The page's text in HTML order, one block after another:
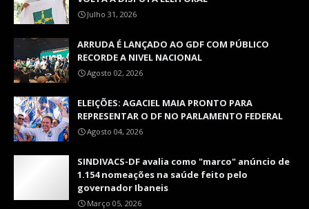
Julho 31, 2026
ARRUDA É LANÇADO AO GDF COM PÚBLICO
RECORDE A NIVEL NACIONAL
Agosto 02, 2026
ELEIÇÕES: AGACIEL MAIA PRONTO PARA
REPRESENTAR O DF NO PARLAMENTO FEDERAL
Agosto 04, 2026
SINDIVACS-DF avalia como "marco" anúncio de
1.154 nomeações na saúde feito pelo
governador Ibaneis
Março 05, 2026